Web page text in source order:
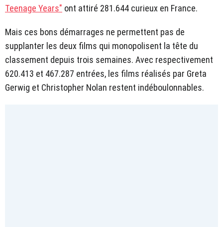
Teenage Years" ont attiré 281.644 curieux en France.
Mais ces bons démarrages ne permettent pas de
supplanter les deux films qui monopolisent la tête du
classement depuis trois semaines. Avec respectivement
620.413 et 467.287 entrées, les films réalisés par Greta
Gerwig et Christopher Nolan restent indéboulonnables.